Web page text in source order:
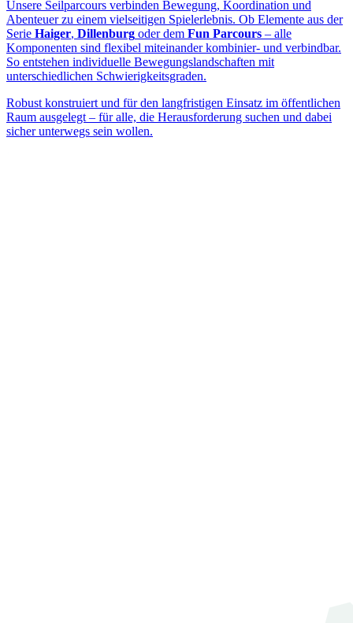
Unsere Seilparcours verbinden Bewegung, Koordination und
Abenteuer zu einem vielseitigen Spielerlebnis. Ob Elemente aus der
Serie Haiger, Dillenburg oder dem Fun Parcours – alle
Komponenten sind flexibel miteinander kombinier- und verbindbar.
So entstehen individuelle Bewegungslandschaften mit
unterschiedlichen Schwierigkeitsgraden.
Robust konstruiert und für den langfristigen Einsatz im öffentlichen
Raum ausgelegt – für alle, die Herausforderung suchen und dabei
sicher unterwegs sein wollen.